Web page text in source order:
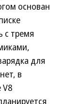
основан
с тремя
для
в